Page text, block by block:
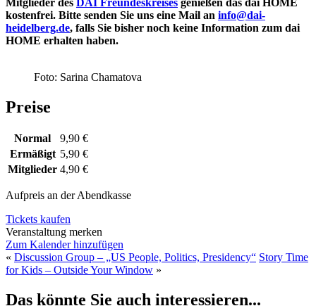
kostenfrei. Bitte senden Sie uns eine Mail an info@dai-
heidelberg.de, falls Sie bisher noch keine Information zum dai
HOME erhalten haben.
Foto: Sarina Chamatova
Preise
Normal
9,90 €
Ermäßigt 5,90 €
Mitglieder 4,90 €
Aufpreis an der Abendkasse
Tickets kaufen
Veranstaltung merken
Zum Kalender hinzufügen
« Discussion Group – „US People, Politics, Presidency“ Story Time
for Kids – Outside Your Window »
Das könnte Sie auch interessieren...